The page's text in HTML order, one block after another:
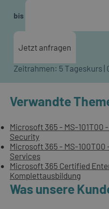
bis
Jetzt anfragen
Zeitrahmen: 5 Tageskurs |
Verwandte
Microsoft 365 - MS-101T00
Security
Microsoft 365 - MS-
Services
Microsoft 365 Certified
Komplettausbildung
Was unsere